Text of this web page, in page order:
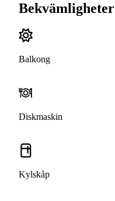
Bekvämligheter
Balkong
Diskmaskin
Kylskåp